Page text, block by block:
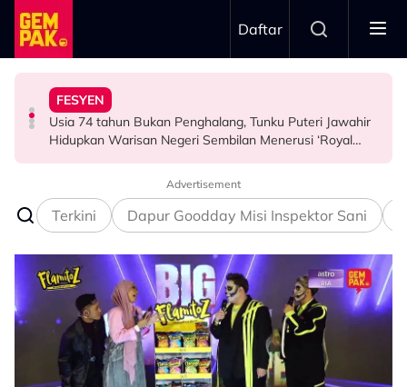
Skip to main content
Daftar
HIBURAN
“Saya Memang Suka Gaya Streetwear…” - Ezaidi Aziz
FESYEN
Usia 74 tahun Bukan Penghalang, Tunku Puteri Jawahir
Hidupkan Warisan Negeri Sembilan Menerusi ‘Royal
BERITA
Tertelan Serpihan Lidi Sate, Wanita Saman Singapore
Airlines
HIBURAN
Permintaan Aneh Jared Leto Di Lokasi, Minta Nelayan
Tangkap Ikan Segar Setiap Hari
Advertisement
Terkini Dapur Goodday Misi Inspektor Sani